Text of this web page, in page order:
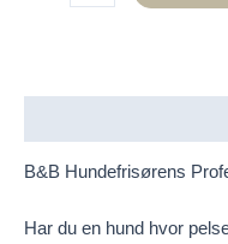
Hundefrisørens
antal
B&B Hundefrisørens
Har du en hund hvor